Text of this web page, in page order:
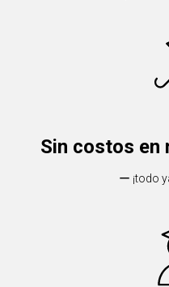
Sin costos en
ー ¡todo